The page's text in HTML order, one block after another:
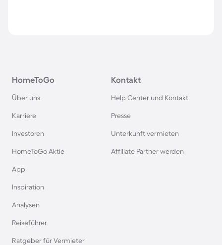
HomeToGo
Über uns
Karriere
Investoren
HomeToGo Aktie
App
Inspiration
Analysen
Reiseführer
Ratgeber für Vermieter
Kontakt
Help Center und Kontakt
Presse
Unterkunft vermieten
Affiliate Partner werden